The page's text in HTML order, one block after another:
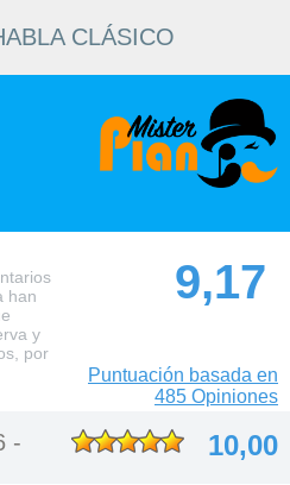
CLÁSICO
han
y
por
9,17
Puntuación basada en
485 Opiniones
-
10,00